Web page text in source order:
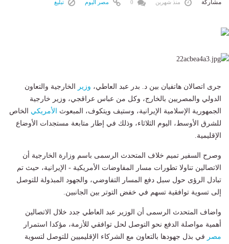
مشاركة منذ شهرين مصر اليوم تبليغ
جرى اتصالان هاتفيان بين د. بدر عبد العاطي، وزير
الخارجية والتعاون
الدولي والمصريين بالخارج، وكل من عباس عراقجي، وزير خارجية
الجمهورية الإسلامية الإيرانية، وستيف ويتكوف، المبعوث
الأمريكي الخاص
للشرق الأوسط، اليوم الثلاثاء، وذلك في إطار متابعة مستجدات الأوضاع
الإقليمية.
وصرح السفير تميم خلاف المتحدث الرسمى باسم وزارة الخارجية أن
الاتصالين تناولا تطورات مسار المفاوضات الأمريكية - الإيرانية، حيث تم
تبادل الرؤى حول سبل دفع المسار التفاوضي، والجهود المبذولة للتوصل
إلى تسوية توافقية تسهم في خفض التوتر بين الجانبين.
واضاف المتحدث الرسمى أن الوزير عبد العاطي جدد خلال الاتصالين
أهمية مواصلة الدفع نحو التوصل لحل توافقي للأزمة، مؤكدا استمرار
مصر في بذل جهودها بالتعاون مع الشركاء الإقليميين للتوصل لتسوية